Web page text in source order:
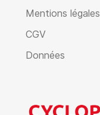
Mentions légales
CGV
Données